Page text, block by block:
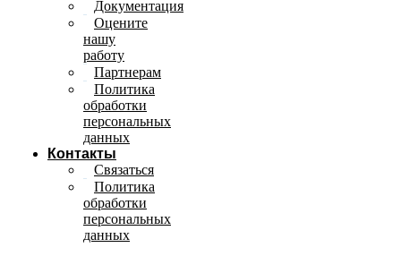
Документация
Оцените
нашу
работу
Партнерам
Политика
обработки
персональных
данных
Контакты
Связаться
Политика
обработки
персональных
данных